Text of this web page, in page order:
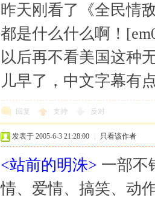
昨天刚看了《全民情
都是什么什么啊！
以后再不看美国这种
儿早了，中文字幕有
回复 支持 反对
发表于 2005-6-3 21:28:00 只看该作者
<站前的明洙> 一部不
情、爱情、搞笑、动